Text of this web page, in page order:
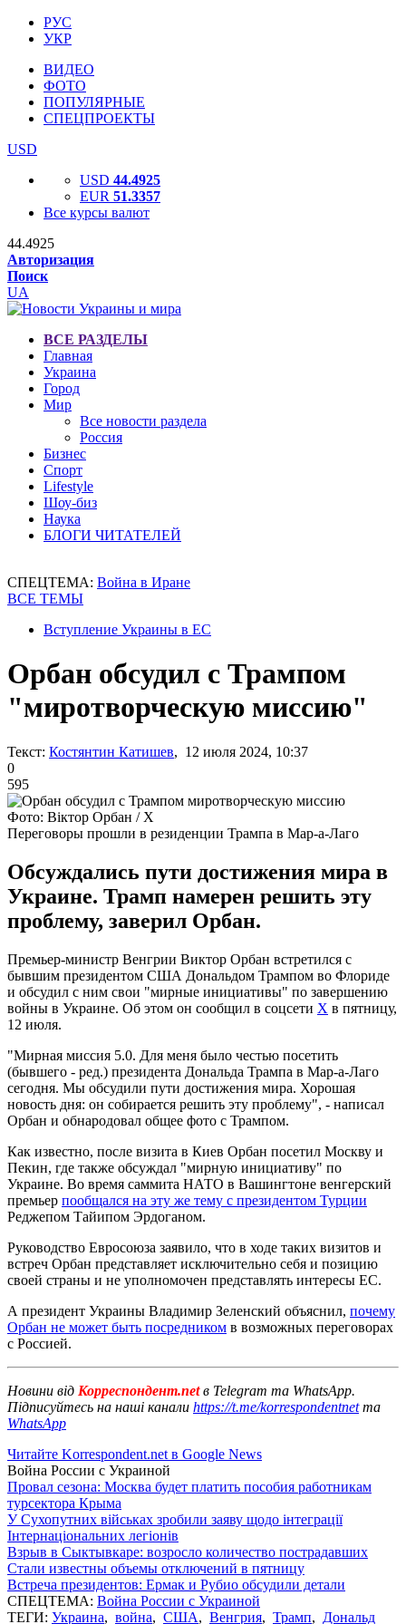
РУС
УКР
ВИДЕО
ФОТО
ПОПУЛЯРНЫЕ
СПЕЦПРОЕКТЫ
USD
USD 44.4925
EUR 51.3357
Все курсы валют
44.4925
Авторизация
Поиск
UA
ВСЕ РАЗДЕЛЫ
Главная
Украина
Город
Мир
Все новости раздела
Россия
Бизнес
Спорт
Lifestyle
Шоу-биз
Наука
БЛОГИ ЧИТАТЕЛЕЙ
СПЕЦТЕМА: Война в Иране
ВСЕ ТЕМЫ
Вступление Украины в ЕС
Орбан обсудил с Трампом
"миротворческую миссию"
Текст: Костянтин Катишев, 12 июля 2024, 10:37
0
595
Фото: Віктор Орбан / Х
Переговоры прошли в резиденции Трампа в Мар-а-Лаго
Обсуждались пути достижения мира в
Украине. Трамп намерен решить эту
проблему, заверил Орбан.
Премьер-министр Венгрии Виктор Орбан встретился с
бывшим президентом США Дональдом Трампом во Флориде
и обсудил с ним свои "мирные инициативы" по завершению
войны в Украине. Об этом он сообщил в соцсети Х в пятницу,
12 июля.
"Мирная миссия 5.0. Для меня было честью посетить
(бывшего - ред.) президента Дональда Трампа в Мар-а-Лаго
сегодня. Мы обсудили пути достижения мира. Хорошая
новость дня: он собирается решить эту проблему", - написал
Орбан и обнародовал общее фото с Трампом.
Как известно, после визита в Киев Орбан посетил Москву и
Пекин, где также обсуждал "мирную инициативу" по
Украине. Во время саммита НАТО в Вашингтоне венгерский
премьер пообщался на эту же тему с президентом Турции
Реджепом Тайипом Эрдоганом.
Руководство Евросоюза заявило, что в ходе таких визитов и
встреч Орбан представляет исключительно себя и позицию
своей страны и не уполномочен представлять интересы ЕС.
А президент Украины Владимир Зеленский объяснил, почему
Орбан не может быть посредником в возможных переговорах
с Россией.
Новини від Корреспондент.netв Telegram та WhatsApp.
Підписуйтесь на наші канали https://t.me/korrespondentnetта
WhatsApp
Читайте Korrespondent.net в Google News
Война России с Украиной
Провал сезона: Москва будет платить пособия работникам
турсектора Крыма
У Сухопутних військах зробили заяву щодо інтеграції
Інтернаціональних легіонів
Взрыв в Сыктывкаре: возросло количество пострадавших
Стали известны объемы отключений в пятницу
Встреча президентов: Ермак и Рубио обсудили детали
СПЕЦТЕМА: Война России с Украиной
ТЕГИ: Украина, война, США, Венгрия, Трамп, Дональд